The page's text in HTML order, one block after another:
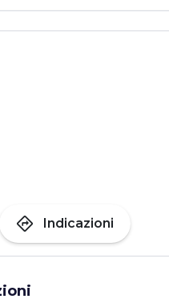
directions Indicazioni